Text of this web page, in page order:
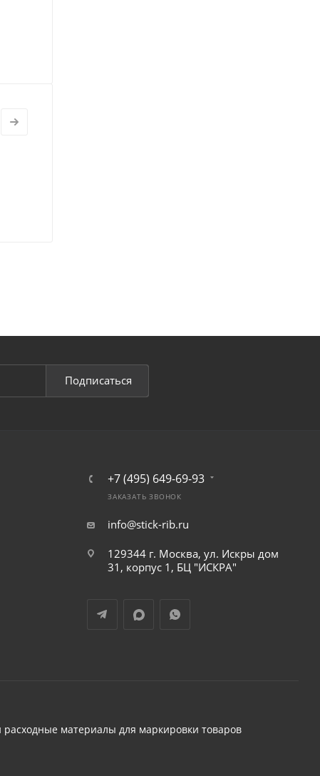
Подписаться
+7 (495) 649-69-93
ЗАКАЗАТЬ ЗВОНОК
info@stick-rib.ru
129344 г. Москва, ул. Искры дом
31, корпус 1, БЦ "ИСКРА"
материалы для маркировки товаров